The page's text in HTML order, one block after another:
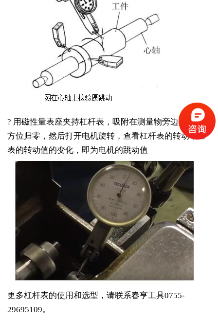
? 用磁性量表座夹持杠杆表，吸附在测量物旁边，调整
方位归零，然后打开电机旋转，查看杠杆表的转动，量
表的转动值的变化，即为电机的跳动值
更多杠杆表的使用和选型，请联系春亨工具0755-
29695109。